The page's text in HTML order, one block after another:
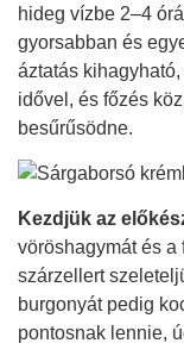
hideg vízbe 2–4
gyorsabban és
áztatás
idővel, és főzés
besűrűsödne.
Kezdjük az
vöröshagymát és a
szárzellert
burgonyát pedig
pontosnak lennie,